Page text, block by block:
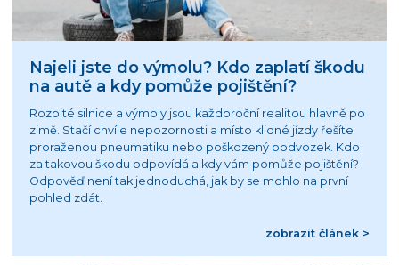
Najeli jste do výmolu? Kdo zaplatí škodu
na autě a kdy pomůže pojištění?
Rozbité silnice a výmoly jsou každoroční realitou hlavně po
zimě. Stačí chvíle nepozornosti a místo klidné jízdy řešíte
proraženou pneumatiku nebo poškozený podvozek. Kdo
za takovou škodu odpovídá a kdy vám pomůže pojištění?
Odpověď není tak jednoduchá, jak by se mohlo na první
pohled zdát.
zobrazit článek >